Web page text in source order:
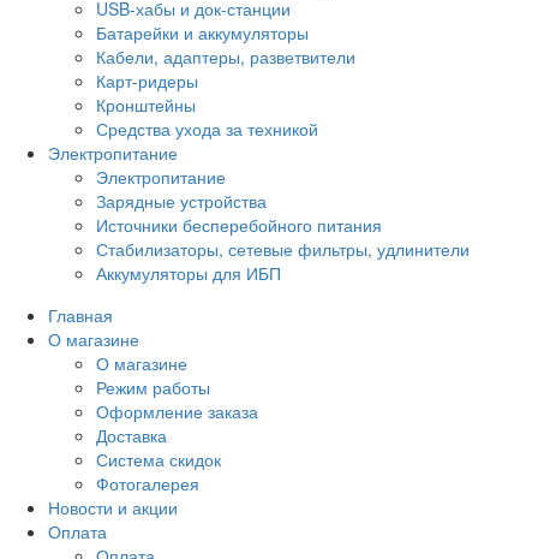
USB-хабы и док-станции
Батарейки и аккумуляторы
Кабели, адаптеры, разветвители
Карт-ридеры
Кронштейны
Средства ухода за техникой
Электропитание
Электропитание
Зарядные устройства
Источники бесперебойного питания
Стабилизаторы, сетевые фильтры, удлинители
Аккумуляторы для ИБП
Главная
О магазине
О магазине
Режим работы
Оформление заказа
Доставка
Система скидок
Фотогалерея
Новости и акции
Оплата